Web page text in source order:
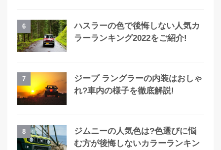
6
ハスラーの色で後悔しない人気カ
ラーランキング2022をご紹介!
7
ジープ ラングラーの内装はおしゃ
れ?車内の様子を徹底解説!
8
ジムニーの人気色は?色選びに悩
む方が後悔しないカラーランキン